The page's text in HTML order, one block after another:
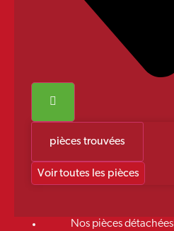
pièces trouvées
Voir toutes les pièces
Nos pièces détachées